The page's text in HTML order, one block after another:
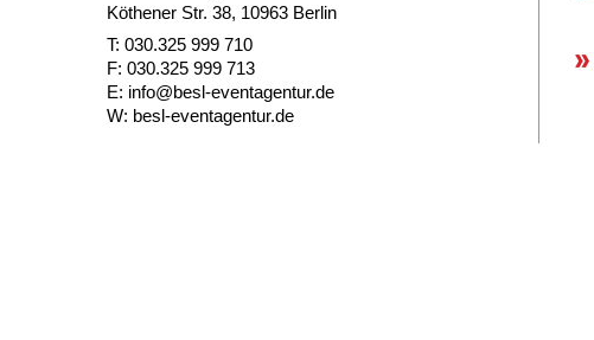
Köthener Str. 38, 10963 Berlin
T: 030.325 999 710
F: 030.325 999 713
E: info@besl-eventagentur.de
W: besl-eventagentur.de